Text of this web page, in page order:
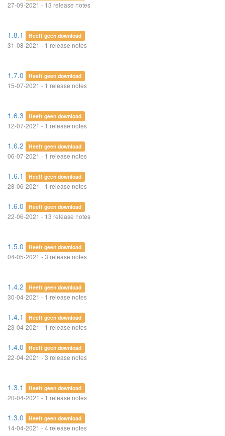
27-09-2021 - 13 release notes
1.8.1 Heeft geen download
31-08-2021 - 1 release notes
1.7.0 Heeft geen download
15-07-2021 - 1 release notes
1.6.3 Heeft geen download
12-07-2021 - 1 release notes
1.6.2 Heeft geen download
06-07-2021 - 1 release notes
1.6.1 Heeft geen download
28-06-2021 - 1 release notes
1.6.0 Heeft geen download
22-06-2021 - 13 release notes
1.5.0 Heeft geen download
04-05-2021 - 3 release notes
1.4.2 Heeft geen download
30-04-2021 - 1 release notes
1.4.1 Heeft geen download
23-04-2021 - 1 release notes
1.4.0 Heeft geen download
22-04-2021 - 3 release notes
1.3.1 Heeft geen download
20-04-2021 - 1 release notes
1.3.0 Heeft geen download
14-04-2021 - 4 release notes